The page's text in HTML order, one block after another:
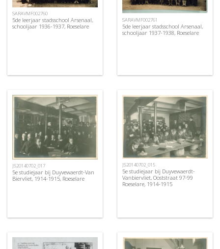
SARAVMF002760
5de leerjaar stadsschool Arsenaal,
schooljaar 1936-1937, Roeselare
SARAVMF002761
5de leerjaar stadsschool Arsenaal,
schooljaar 1937-1938, Roeselare
JS20140702_017
5e studiejaar bij Duyvewaerdt-Van
Biervliet, 1914-1915, Roeselare
JS20140702_015
5e studiejaar bij Duyvewaerdt-
Vanbiervliet, Ooststraat 97-99
Roeselare, 1914-1915